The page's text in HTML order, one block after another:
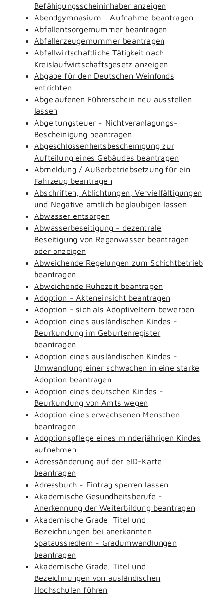
Befähigungsscheininhaber anzeigen
Abendgymnasium - Aufnahme beantragen
Abfallentsorgernummer beantragen
Abfallerzeugernummer beantragen
Abfallwirtschaftliche Tätigkeit nach
Kreislaufwirtschaftsgesetz anzeigen
Abgabe für den Deutschen Weinfonds
entrichten
Abgelaufenen Führerschein neu ausstellen
lassen
Abgeltungsteuer - Nichtveranlagungs-
Bescheinigung beantragen
Abgeschlossenheitsbescheinigung zur
Aufteilung eines Gebäudes beantragen
Abmeldung / Außerbetriebsetzung für ein
Fahrzeug beantragen
Abschriften, Ablichtungen, Vervielfältigungen
und Negative amtlich beglaubigen lassen
Abwasser entsorgen
Abwasserbeseitigung - dezentrale
Beseitigung von Regenwasser beantragen
oder anzeigen
Abweichende Regelungen zum Schichtbetrieb
beantragen
Abweichende Ruhezeit beantragen
Adoption - Akteneinsicht beantragen
Adoption - sich als Adoptiveltern bewerben
Adoption eines ausländischen Kindes -
Beurkundung im Geburtenregister
beantragen
Adoption eines ausländischen Kindes -
Umwandlung einer schwachen in eine starke
Adoption beantragen
Adoption eines deutschen Kindes -
Beurkundung von Amts wegen
Adoption eines erwachsenen Menschen
beantragen
Adoptionspflege eines minderjährigen Kindes
aufnehmen
Adressänderung auf der eID-Karte
beantragen
Adressbuch - Eintrag sperren lassen
Akademische Gesundheitsberufe -
Anerkennung der Weiterbildung beantragen
Akademische Grade, Titel und
Bezeichnungen bei anerkannten
Spätaussiedlern - Gradumwandlungen
beantragen
Akademische Grade, Titel und
Bezeichnungen von ausländischen
Hochschulen führen